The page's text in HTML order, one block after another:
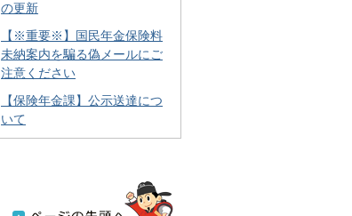
の更新
【※重要※】国民年金保険料
未納案内を騙る偽メールにご
注意ください
【保険年金課】公示送達につ
いて